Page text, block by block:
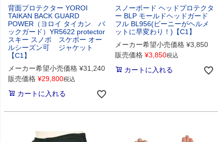
背面プロテクター YOROI
TAIKAN BACK GUARD
POWER（ヨロイ タイカン バ
ックガード）YR5622 protector
スキー スノボ スケボー オー
ルシーズン可 ジャケット
【C1】
メーカー希望小売価格 ¥31,240
販売価格 ¥29,800税込
カートに入れる
スノーボード ヘッドプロテクタ
ー BLP モールドヘッドガード
フル BL956(ビーニーがヘルメ
ットに早変わり！)【C1】
メーカー希望小売価格 ¥3,850
販売価格 ¥3,850税込
カートに入れる